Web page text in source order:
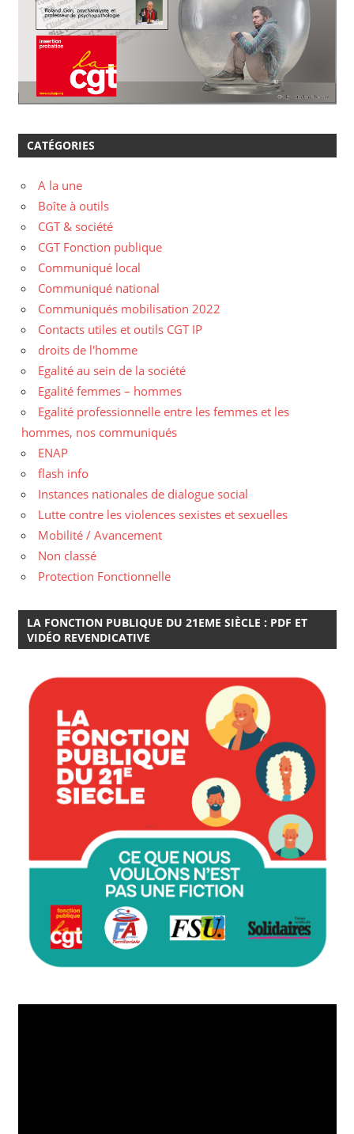
CATÉGORIES
A la une
Boîte à outils
CGT & société
CGT Fonction publique
Communiqué local
Communiqué national
Communiqués mobilisation 2022
Contacts utiles et outils CGT IP
droits de l'homme
Egalité au sein de la société
Egalité femmes – hommes
Egalité professionnelle entre les femmes et les
hommes, nos communiqués
ENAP
flash info
Instances nationales de dialogue social
Lutte contre les violences sexistes et sexuelles
Mobilité / Avancement
Non classé
Protection Fonctionnelle
LA FONCTION PUBLIQUE DU 21EME SIÈCLE : PDF ET
VIDÉO REVENDICATIVE